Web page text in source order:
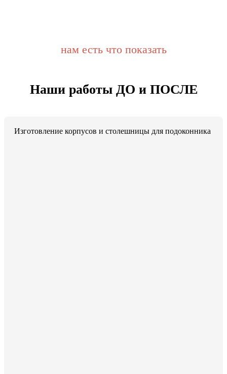
нам есть что показать
Наши работы ДО и ПОСЛЕ
Изготовление корпусов и столешницы для подоконника